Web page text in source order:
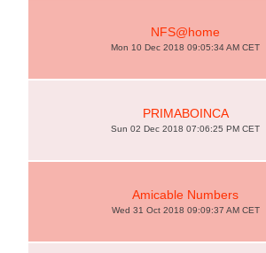
NFS@home
Mon 10 Dec 2018 09:05:34 AM CET
PRIMABOINCA
Sun 02 Dec 2018 07:06:25 PM CET
Amicable Numbers
Wed 31 Oct 2018 09:09:37 AM CET